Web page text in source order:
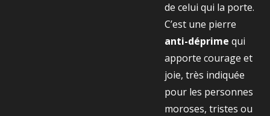
de celui qui la porte.
C’est une pierre
anti-déprime qui
apporte courage et
joie, très indiquée
pour les personnes
moroses, tristes ou